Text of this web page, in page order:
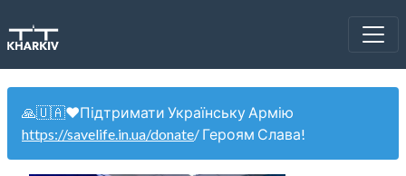
🙏🇺🇦❤️Підтримати Українську Армію
https://savelife.in.ua/donate/ Героям Слава!